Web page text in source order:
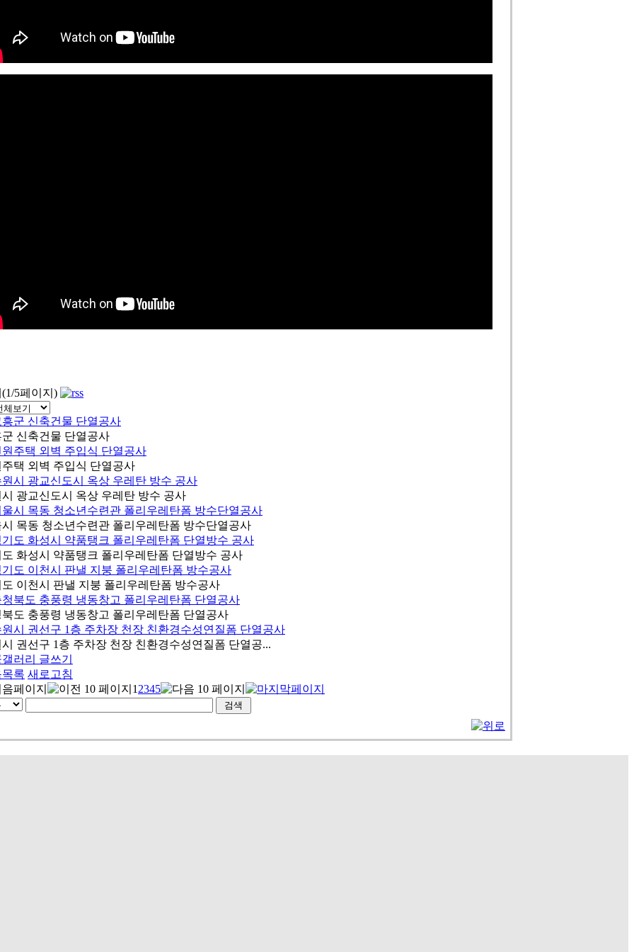
(1/5페이지)
신축건물 단열공사
택 외벽 주입식 단열공사
광교신도시 옥상 우레탄 방수 공사
목동 청소년수련관 폴리우레탄폼 방수단열공사
화성시 약품탱크 폴리우레탄폼 단열방수 공사
이천시 판낼 지붕 폴리우레탄폼 방수공사
도 충풍령 냉동창고 폴리우레탄폼 단열공사
권선구 1층 주차장 천장 친환경수성연질폼 단열공...
러리 글쓰기
록 새로고침
12345